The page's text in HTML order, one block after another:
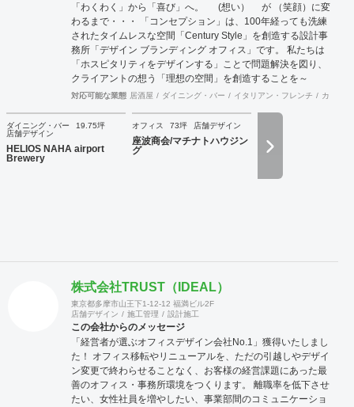
「わくわく」から「喜び」へ。 (想い） が （笑顔）に変
わるまで・・・ 「コンセプション」は、100年経っても洗練
されたタイムレスな空間「Century Style」を創造する設計事
務所「デザイン ブランディング オフィス」です。 私たちは
「ホスピタリティをデザインする」ことで問題解決を図り、
クライアントの想う「理想の空間」を創造することを～
Mission～としています。 「ホスピタリティ」は、クライア
行動指針～ 「おもてなしの心」、「思いやりの心」、ちょっ
としたことでも相手の氣持ちを先に考える、何事においても
常に機知を生み出せるよう考え行動する、それが「作業人」
る」ことに繋がると考えます。 想いが形になるまで、わくわ
対応可能な業態 居酒屋 ダイニング・バー イタリアン・フレンチ カフェ
ダイニング・バー
19.75坪
店舗デザイン
HELIOS NAHA airport
Brewery
オフィス 73坪 店舗デザイン
座波商会/マチナトハウジン
グ
株式会社TRUST（IDEAL）
東京都多摩市山王下1-12-12 福満ビル2F
店舗デザイン
施工管理 設計施工
この会社からのメッセージ
「経営者が選ぶオフィスデザイン会社No.1」獲得いたしまし
た！ オフィス移転やリニューアルを、ただの引越しやデザイ
ン変更で終わらせることなく、お客様の経営課題にあった最
善のオフィス・事務所環境をつくります。 離職率を低下させ
たい、女性社員を増やしたい、事業部間のコミュニケーショ